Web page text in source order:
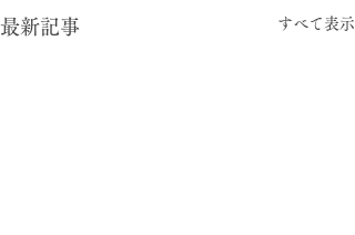
最新記事 すべて表示